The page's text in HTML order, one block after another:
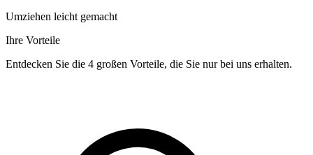
Umziehen leicht gemacht
Ihre Vorteile
Entdecken Sie die 4 großen Vorteile, die Sie nur bei uns erhalten.